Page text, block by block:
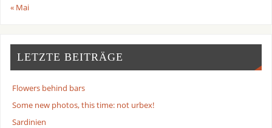
« Mai
LETZTE BEITRÄGE
Flowers behind bars
Some new photos, this time: not urbex!
Sardinien